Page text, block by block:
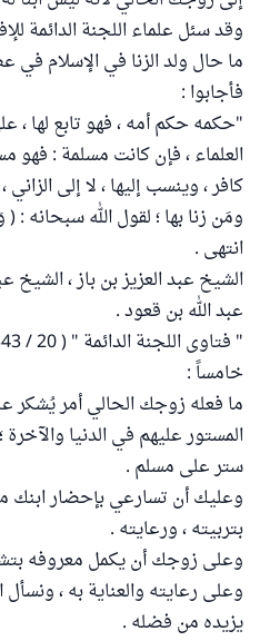
وقد سئل علماء اللجنة الدائمة
ما حال ولد الزنا في الإسلام في
فأجابوا :
"حكمه حكم أمه ، فهو تابع لها
العلماء ، فإن كانت مسلمة : فهو
كافر ، وينسب إليها ، لا إلى
ومَن زنا بها ؛ لقول الله سبحانه :
انتهى .
الشيخ عبد العزيز بن باز ، الشيخ
عبد الله بن قعود .
" فتاوى اللجنة الدائمة " ( 20 / 343 ) .
خامساً :
ما فعله زوجك الحالي أمر يُشكر
المستور عليهم في الدنيا والآخرة
ستر على مسلم .
وعليك أن تسارعي بإحضار ابنك
بتربيته ، ورعايته .
وعلى زوجك أن يكمل معروفه
وعلى رعايته والعناية به ، ونسأل
يزيده من فضله .